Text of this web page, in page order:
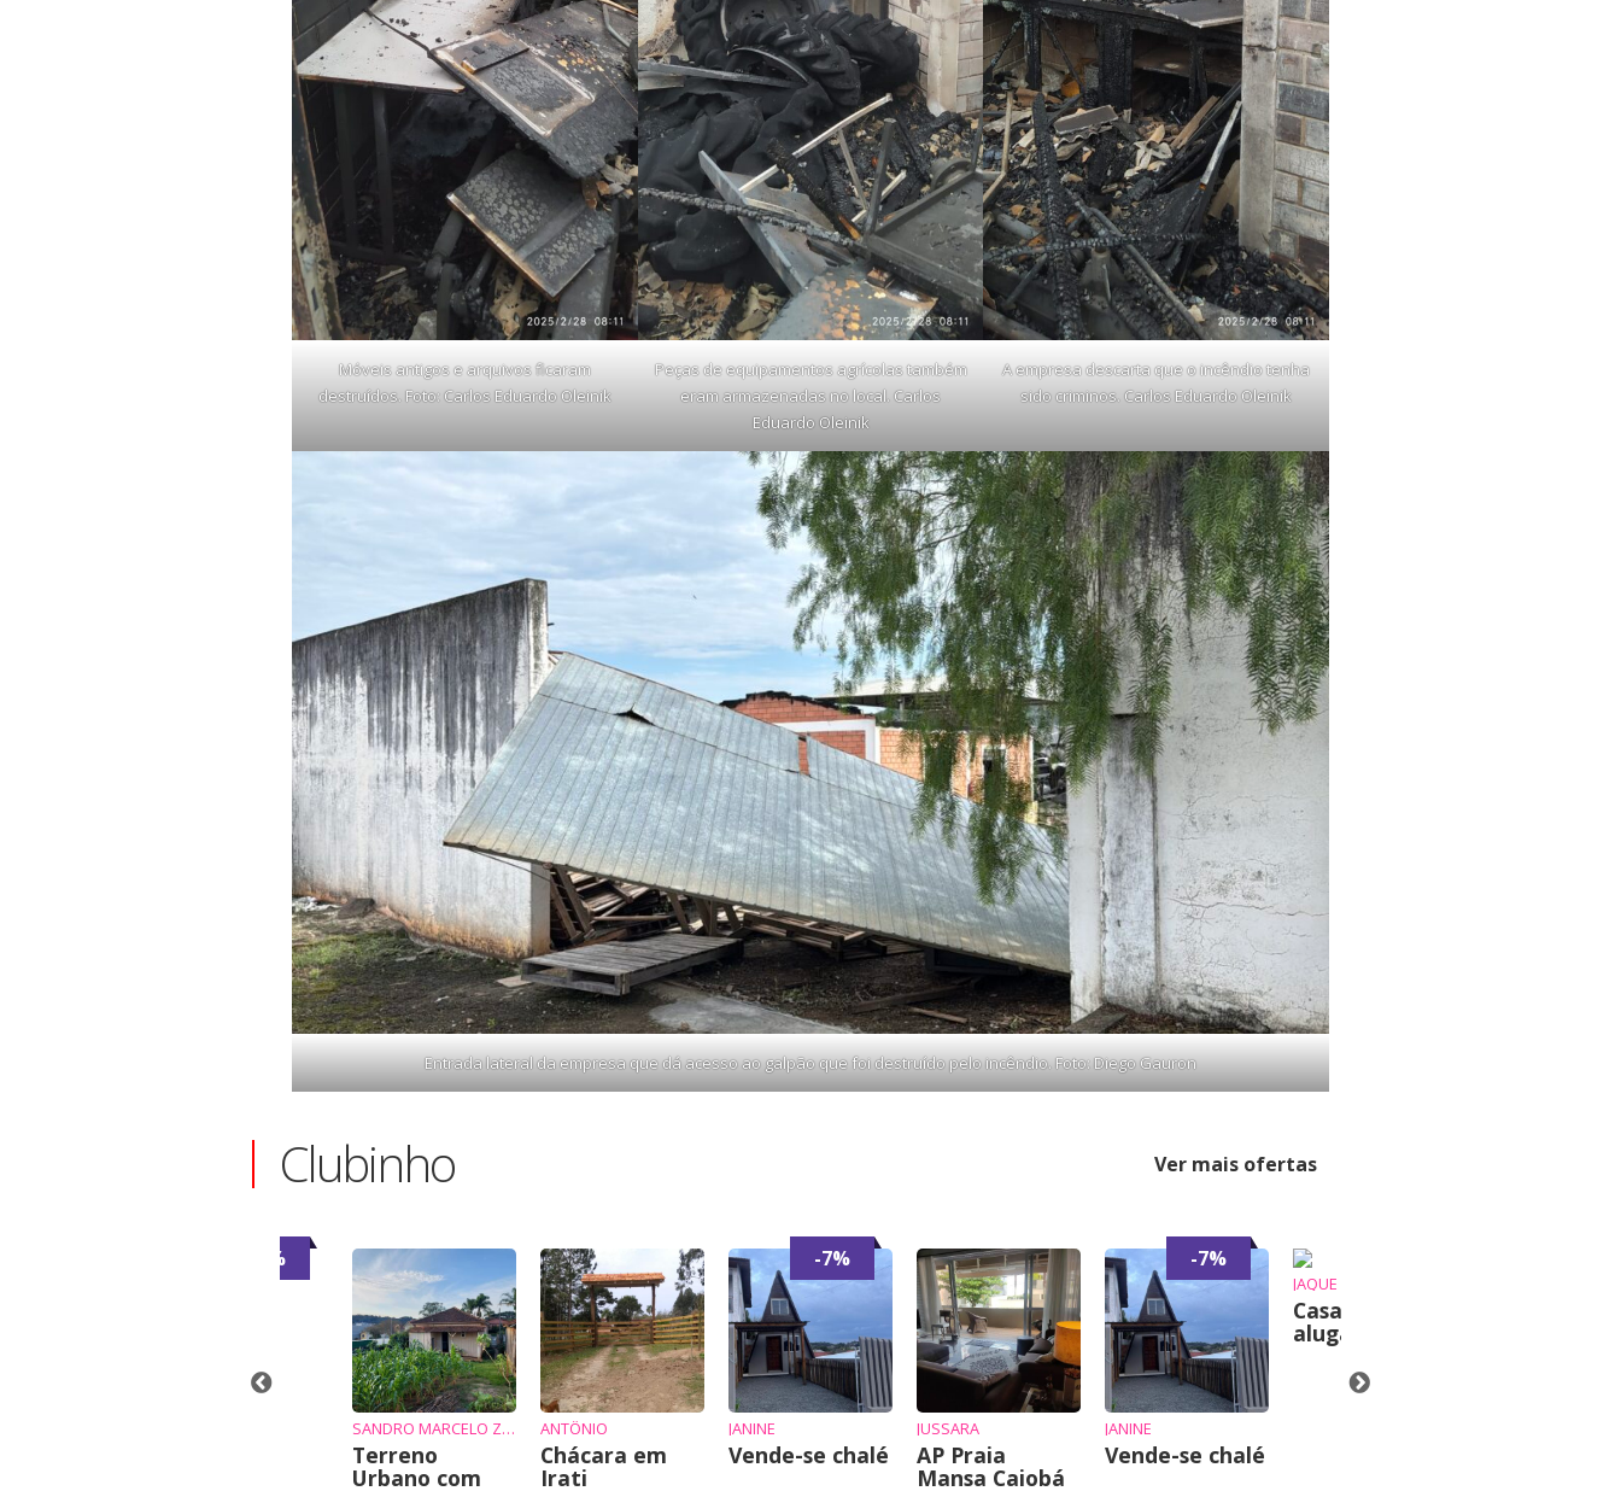
Móveis antigos e arquivos ficaram
destruídos. Foto: Carlos Eduardo Oleinik
Peças de equipamentos agrícolas também
eram armazenadas no local. Carlos
Eduardo Oleinik
A empresa descarta que o incêndio tenha
sido criminos. Carlos Eduardo Oleinik
Entrada lateral da empresa que dá acesso ao galpão que foi destruído pelo incêndio. Foto: Diego Gauron
Clubinho Ver mais ofertas
-6%
SANDRO MARCELO ZIEMBIKIEWICZ
Terreno
Urbano com
ANTÔNIO
Chácara em
Irati
-7%
JANINE
Vende-se chalé
JUSSARA
AP Praia
Mansa Caiobá
-7%
JANINE
Vende-se chalé
JAQUE
Casa para
alugar